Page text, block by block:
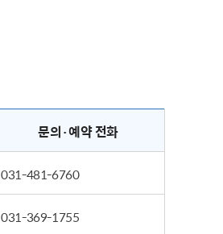
문의·예약 전화
031-481-6760
031-369-1755